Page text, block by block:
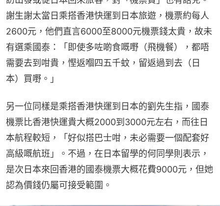
謝生謝太當日乘搭香港快運到日本旅遊，機票約每人
2600元，他們直言6000至8000元機票錢太貴，故未
有選乘國泰：「即使多咗啲食嘅嘢（飛機餐），都唔
需要去到咁貴，慳返嗰四五千蚊，留返過到去（日
本）買嘢。」
另一位同樣是乘搭香港快運到日本的劉先生指，國泰
機票比香港快運貴大概2000到3000元左右，而往日
本航程較短，「好似搭巴士咁，未必需要一個配套好
高級嘅航班」。不過，在日本留學的何同學則表示，
是次日本來回香港的國泰機票大概花費9000元，但她
認為價錢仍屬可接受範圍。